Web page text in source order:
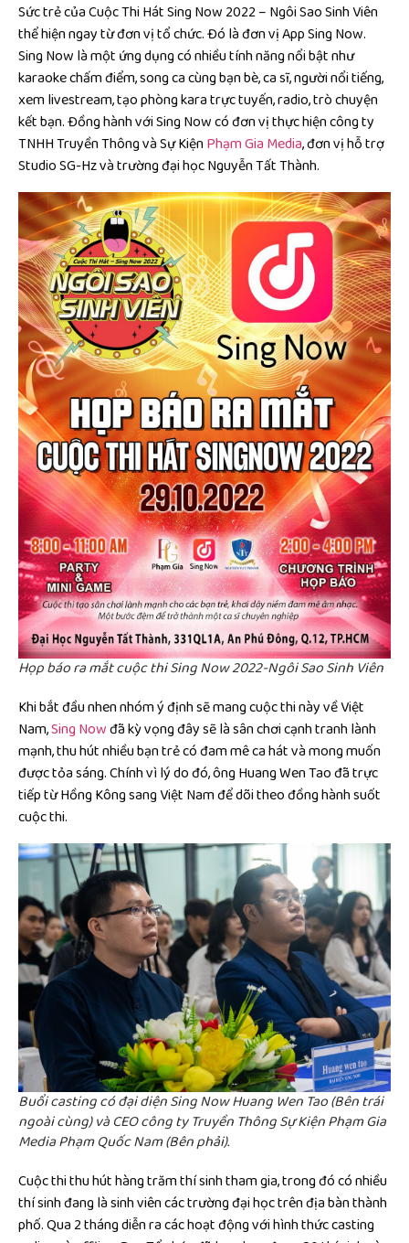
Sức trẻ của Cuộc Thi Hát Sing Now 2022 – Ngôi Sao Sinh Viên
thể hiện ngay từ đơn vị tổ chức. Đó là đơn vị App Sing Now.
Sing Now là một ứng dụng có nhiều tính năng nổi bật như
karaoke chấm điểm, song ca cùng bạn bè, ca sĩ, người nổi tiếng,
xem livestream, tạo phòng kara trực tuyến, radio, trò chuyện
kết bạn. Đồng hành với Sing Now có đơn vị thực hiện công ty
TNHH Truyền Thông và Sự KiệnPhạm Gia Media, đơn vị hỗ trợ
Studio SG-Hz và trường đại học Nguyễn Tất Thành.
Họp báo ra mắt cuộc thi Sing Now 2022-Ngôi Sao Sinh Viên
Khi bắt đầu nhen nhóm ý định sẽ mang cuộc thi này về Việt
Nam,Sing Nowđã kỳ vọng đây sẽ là sân chơi cạnh tranh lành
mạnh, thu hút nhiều bạn trẻ có đam mê ca hát và mong muốn
được tỏa sáng. Chính vì lý do đó, ông Huang Wen Tao đã trực
tiếp từ Hồng Kông sang Việt Nam để dõi theo đồng hành suốt
cuộc thi.
Buổi casting có đại diện Sing Now Huang Wen Tao (Bên trái
ngoài cùng) và CEO công ty Truyền Thông Sự Kiện Phạm Gia
Media Phạm Quốc Nam (Bên phải).
Cuộc thi thu hút hàng trăm thí sinh tham gia, trong đó có nhiều
thí sinh đang là sinh viên các trường đại học trên địa bàn thành
phố. Qua 2 tháng diễn ra các hoạt động với hình thức casting